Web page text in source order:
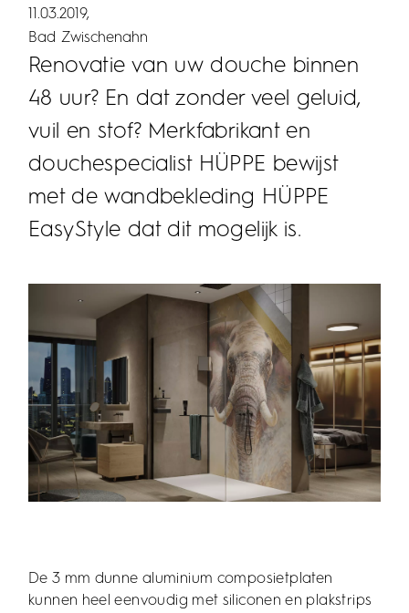
11.03.2019
Bad Zwischenahn
Renovatie van uw douche binnen
48 uur? En dat zonder veel geluid,
vuil en stof? Merkfabrikant en
douchespecialist HÜPPE bewijst
met de wandbekleding HÜPPE
EasyStyle dat dit mogelijk is.
De 3 mm dunne aluminium composietplaten
kunnen heel eenvoudig met siliconen en plakstrips